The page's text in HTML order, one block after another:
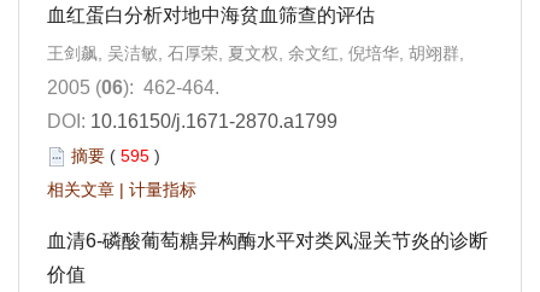
血红蛋白分析对地中海贫血筛查的评估
王剑飙, 吴洁敏, 石厚荣, 夏文权, 余文红, 倪培华, 胡翊群,
2005 (06): 462-464.
DOI: 10.16150/j.1671-2870.a1799
摘要 ( 595 )
相关文章 | 计量指标
血清6-磷酸葡萄糖异构酶水平对类风湿关节炎的诊断
价值